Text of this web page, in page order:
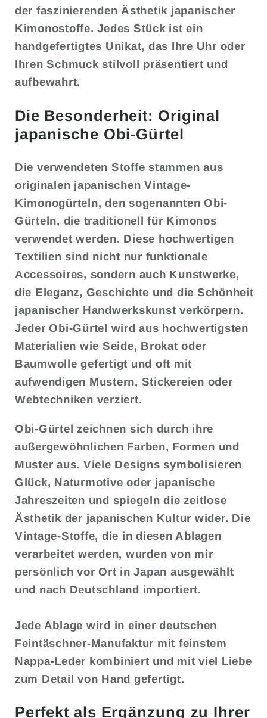
der faszinierenden Ästhetik japanischer
Kimonostoffe. Jedes Stück ist ein
handgefertigtes Unikat, das Ihre Uhr oder
Ihren Schmuck stilvoll präsentiert und
aufbewahrt.
Die Besonderheit: Original
japanische Obi-Gürtel
Die verwendeten Stoffe stammen aus
originalen japanischen Vintage-
Kimonogürteln, den sogenannten Obi-
Gürteln, die traditionell für Kimonos
verwendet werden. Diese hochwertigen
Textilien sind nicht nur funktionale
Accessoires, sondern auch Kunstwerke,
die Eleganz, Geschichte und die Schönheit
japanischer Handwerkskunst verkörpern.
Jeder Obi-Gürtel wird aus hochwertigsten
Materialien wie Seide, Brokat oder
Baumwolle gefertigt und oft mit
aufwendigen Mustern, Stickereien oder
Webtechniken verziert.
Obi-Gürtel zeichnen sich durch ihre
außergewöhnlichen Farben, Formen und
Muster aus. Viele Designs symbolisieren
Glück, Naturmotive oder japanische
Jahreszeiten und spiegeln die zeitlose
Ästhetik der japanischen Kultur wider. Die
Vintage-Stoffe, die in diesen Ablagen
verarbeitet werden, wurden von mir
persönlich vor Ort in Japan ausgewählt
und nach Deutschland importiert.
Jede Ablage wird in einer deutschen
Feintäschner-Manufaktur mit feinstem
Nappa-Leder kombiniert und mit viel Liebe
zum Detail von Hand gefertigt.
Perfekt als Ergänzung zu Ihrer